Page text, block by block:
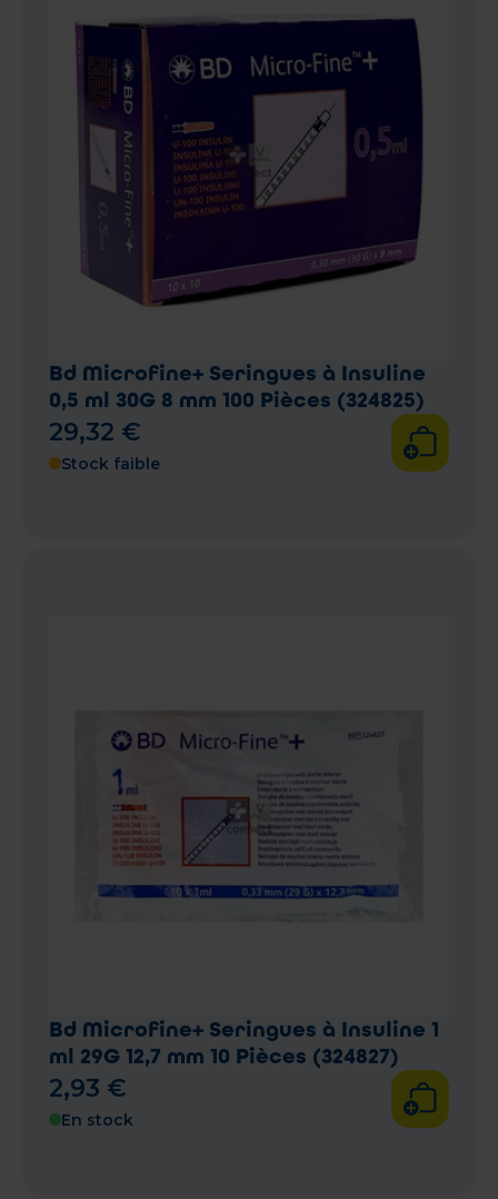
Bd Microfine+ Seringues à Insuline
0,5 ml 30G 8 mm 100 Pièces (324825)
29,32 €
Stock faible
Bd Microfine+ Seringues à Insuline 1
ml 29G 12,7 mm 10 Pièces (324827)
2,93 €
En stock